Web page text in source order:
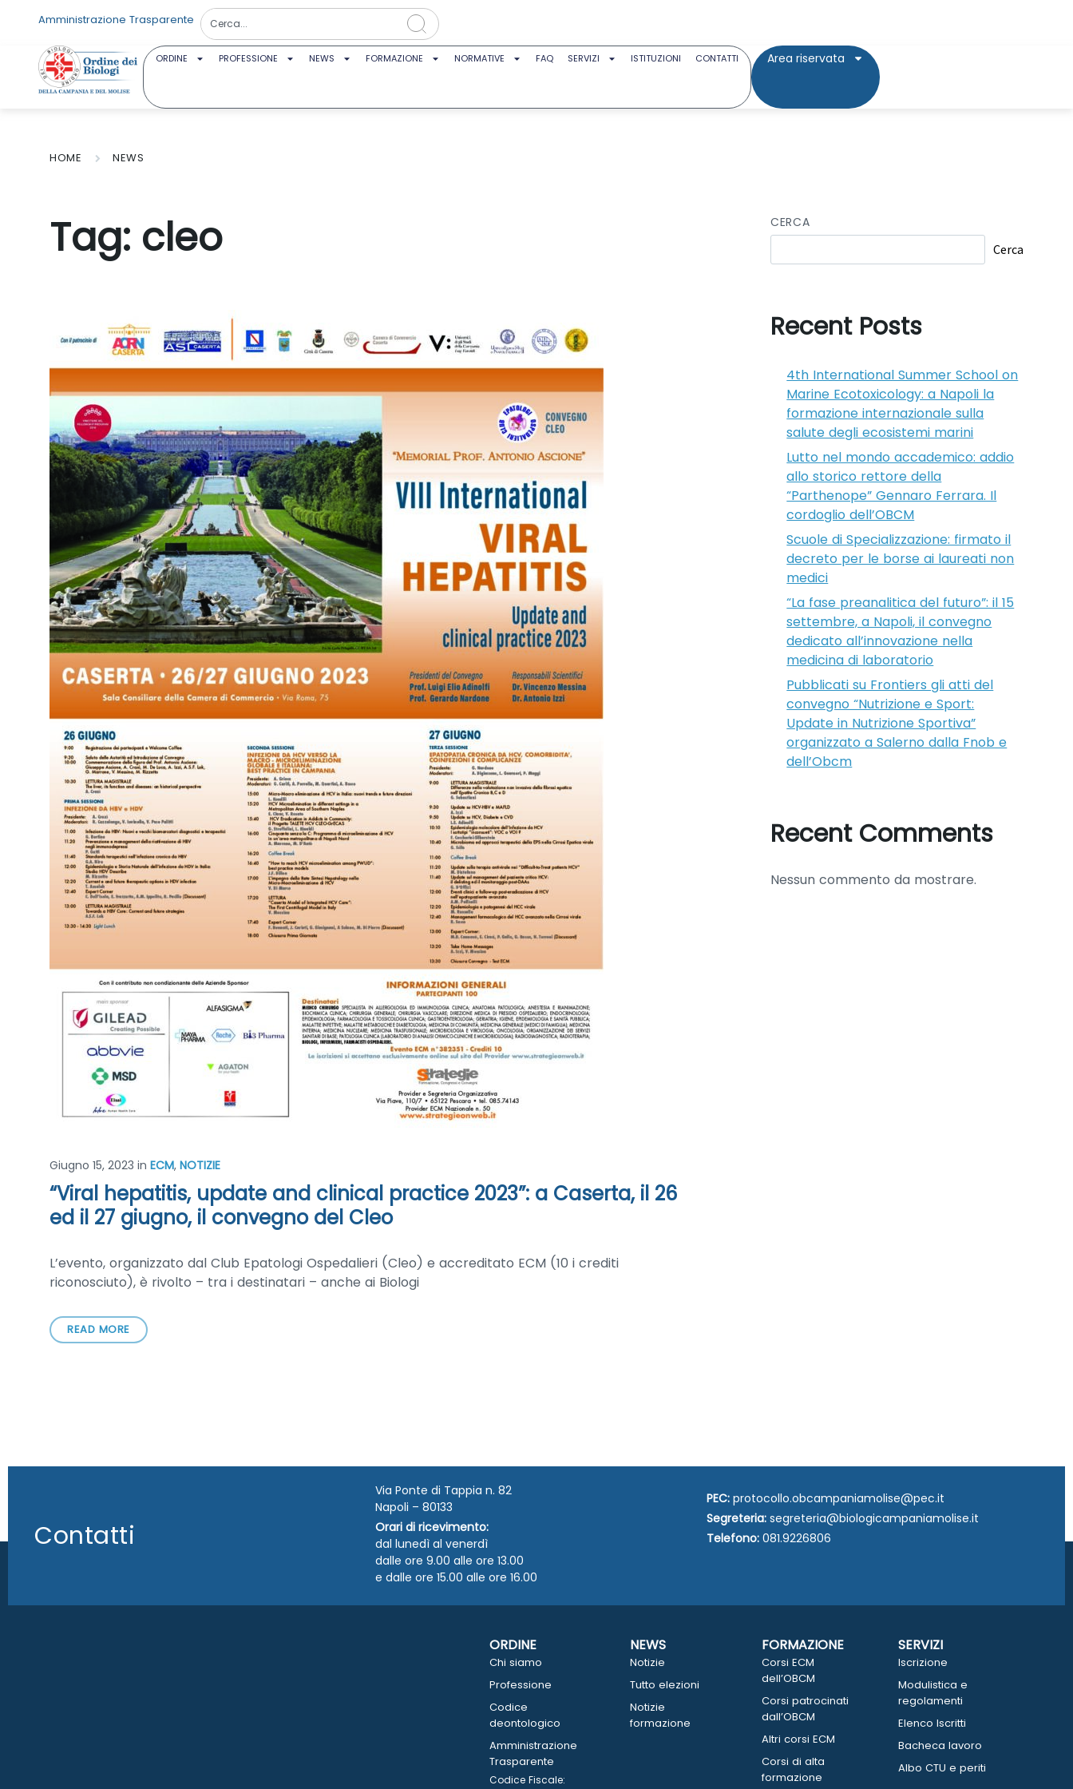
Amministrazione Trasparente
ORDINE PROFESSIONE NEWS FORMAZIONE NORMATIVE FAQ SERVIZI ISTITUZIONI CONTATTI Area riservata
HOME NEWS
Tag: cleo
Giugno 15, 2023 in ECM, NOTIZIE
“Viral hepatitis, update and clinical practice 2023”: a Caserta, il 26
ed il 27 giugno, il convegno del Cleo
L’evento, organizzato dal Club Epatologi Ospedalieri (Cleo) e accreditato ECM (10 i crediti
riconosciuto), è rivolto – tra i destinatari – anche ai Biologi
READ MORE
CERCA
Cerca
Recent Posts
4th International Summer School on
Marine Ecotoxicology: a Napoli la
formazione internazionale sulla
salute degli ecosistemi marini
Lutto nel mondo accademico: addio
allo storico rettore della
“Parthenope” Gennaro Ferrara. Il
cordoglio dell’OBCM
Scuole di Specializzazione: firmato il
decreto per le borse ai laureati non
medici
“La fase preanalitica del futuro”: il 15
settembre, a Napoli, il convegno
dedicato all’innovazione nella
medicina di laboratorio
Pubblicati su Frontiers gli atti del
convegno “Nutrizione e Sport:
Update in Nutrizione Sportiva”
organizzato a Salerno dalla Fnob e
dell’Obcm
Recent Comments
Nessun commento da mostrare.
Contatti
Via Ponte di Tappia n. 82
Napoli – 80133
Orari di ricevimento:
dal lunedì al venerdì
dalle ore 9.00 alle ore 13.00
e dalle ore 15.00 alle ore 16.00
PEC: protocollo.obcampaniamolise@pec.it
Segreteria: segreteria@biologicampaniamolise.it
Telefono: 081.9226806
ORDINE
Chi siamo
Professione
Codice
deontologico
Amministrazione
Trasparente
Codice Fiscale:
NEWS
Notizie
Tutto elezioni
Notizie
formazione
FORMAZIONE
Corsi ECM
dell’OBCM
Corsi patrocinati
dall’OBCM
Altri corsi ECM
Corsi di alta
formazione
SERVIZI
Iscrizione
Modulistica e
regolamenti
Elenco Iscritti
Bacheca lavoro
Albo CTU e periti